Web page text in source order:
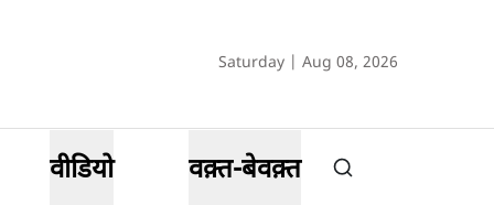
Saturday | Aug 08, 2026
वीडियो वक़्त-बेवक़्त